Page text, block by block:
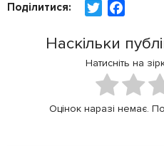
Поділитися:
i
t
t
e
r
c
e
b
o
o
Наскільки
Натисніть на
Оцінок наразі немає.